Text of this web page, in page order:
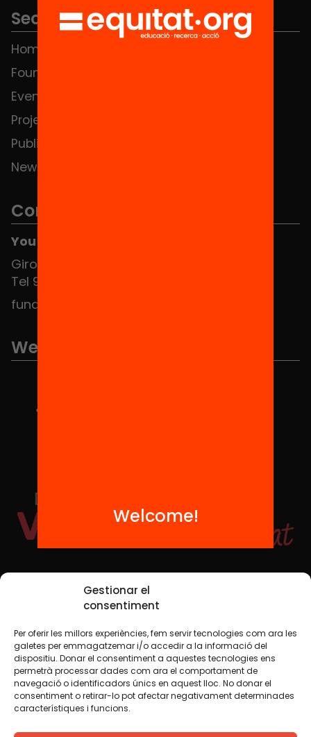
Gestionar el
consentiment
Per oferir les millors experiències, fem servir tecnologies com ara les
galetes per emmagatzemar i/o accedir a la informació del
dispositiu. Donar el consentiment a aquestes tecnologies ens
permetrà processar dades com ara el comportament de
navegació o identificadors únics en aquest lloc. No donar el
consentiment o retirar-lo pot afectar negativament determinades
característiques i funcions.
Sections
Home
Foundation
Events
Projects
Publications and videos
News
Contact
You can find us at the Social HUB
Girona 34, interior 08010 Barcelona
Tel 934 588 700
fundacio@equitat.org
We are part of...
Social Media
TW YTB IG FB IN
Legal NoticeCookie Policy
Welcome!